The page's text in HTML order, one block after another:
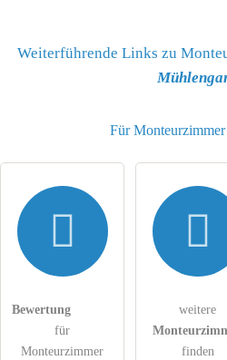
Name
Hiermit akzeptiere ich die
DieDatenschutzerklärung habe ich zur
öffentliche Frage stellen
Hinweis:Bitte beachten Sie,
Weiterführende Links zu
Für Monteurzimmer
Bewertung
für
Monteurzimmer
weitere
finden